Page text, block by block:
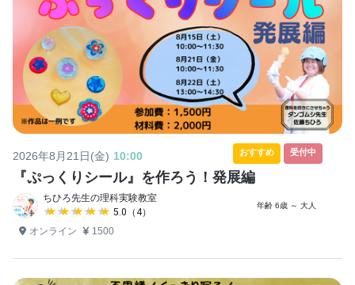
2026年8月21日(金) 10:00 おすすめ 受付中
『ぷっくりシール』を作ろう！発展編
ちひろ先生の理科実験教室
★★★★★
★★★★★ 5.0（4） 年齢 6歳 ～ 大人
オンライン 1500